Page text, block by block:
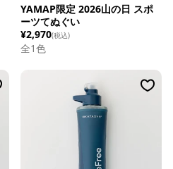
YAMAP限定 2026山の日 スポ
ーツてぬぐい
¥2,970(税込)
全1色